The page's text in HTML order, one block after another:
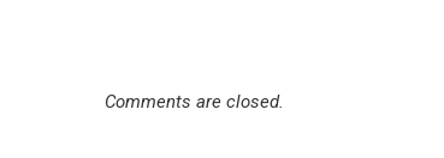
Comments are closed.